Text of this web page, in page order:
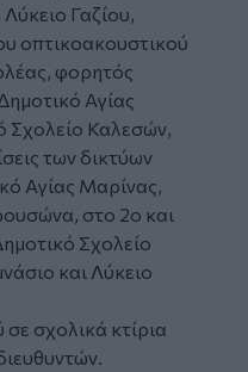
Γαζίου,
οπτικοακουστικού
φορητός
Αγίας
Σχολείο Καλεσών,
των δικτύων
Αγίας Μαρίνας,
στο 2ο και
Σχολείο
και Λύκειο
σχολικά κτίρια